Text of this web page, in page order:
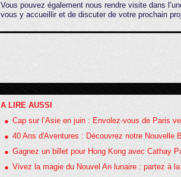
Vous pouvez également nous rendre visite dans
vous y accueillir et de discuter de votre prochain
A LIRE AUSSI
Cap sur l’Asie en juin : Envolez-vous de Paris
40 Ans d'Aventures : Découvrez notre Nouvelle
Gagnez un billet pour Hong Kong avec Cathay
Vivez la magie du Nouvel An lunaire : partez à